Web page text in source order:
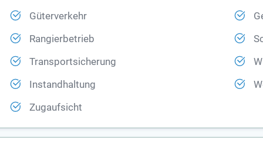
Güterverkehr
Rangierbetrieb
Transportsicherung
Instandhaltung
Zugaufsicht